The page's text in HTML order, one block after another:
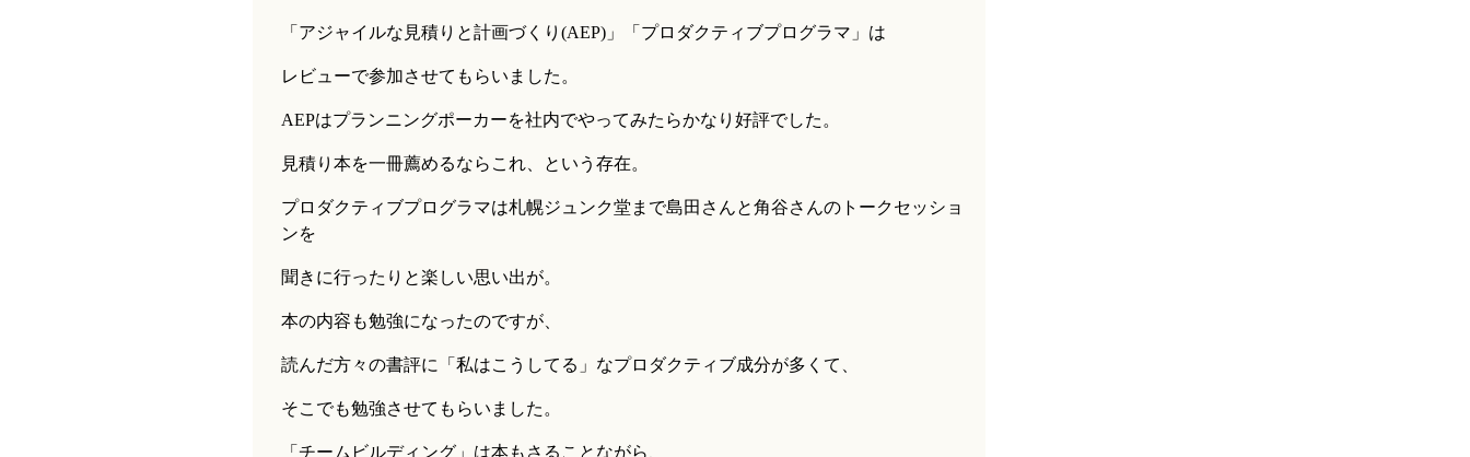
「アジャイルな見積りと計画づくり(AEP)」「プロダクティブプログラマ」は
レビューで参加させてもらいました。
AEPはプランニングポーカーを社内でやってみたらかなり好評でした。
見積り本を一冊薦めるならこれ、という存在。
プロダクティブプログラマは札幌ジュンク堂まで島田さんと角谷さんのトークセッショ
ンを
聞きに行ったりと楽しい思い出が。
本の内容も勉強になったのですが、
読んだ方々の書評に「私はこうしてる」なプロダクティブ成分が多くて、
そこでも勉強させてもらいました。
「チームビルディング」は本もさることながら、